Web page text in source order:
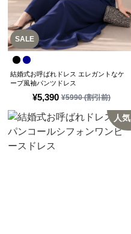
SALE
¥5,390 ¥5990(割引前)
結婚式お呼ばれドレス エレガントなケ
ープ風袖パンツドレス
人気